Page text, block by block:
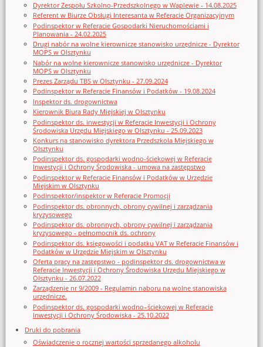
Dyrektor Zespołu Szkolno-Przedszkolnego w Waplewie - 14.08.2025
Referent w Biurze Obsługi Interesanta w Referacie Organizacyjnym
Podinspektor w Referacie Gospodarki Nieruchomościami i
Planowania - 24.02.2025
Drugi nabór na wolne kierownicze stanowisko urzędnicze - Dyrektor
MOPS w Olsztynku
Nabór na wolne kierownicze stanowisko urzędnicze - Dyrektor
MOPS w Olsztynku
Prezes Zarządu TBS w Olsztynku - 27.09.2024
Podinspektor w Referacie Finansów i Podatków - 19.08.2024
Inspektor ds. drogownictwa
Kierownik Biura Rady Miejskiej w Olsztynku
Podinspektor ds. inwestycji w Referacie Inwestycji i Ochrony
Środowiska Urzędu Miejskiego w Olsztynku - 25.09.2023
Konkurs na stanowisko dyrektora Przedszkola Miejskiego w
Olsztynku
Podinspektor ds. gospodarki wodno-ściekowej w Referacie
Inwestycji i Ochrony Środowiska - umowa na zastępstwo
Podinspektor w Referacie Finansów i Podatków w Urzędzie
Miejskim w Olsztynku
Podinspektor/inspektor w Referacie Promocji
Podinspektor ds. obronnych, obrony cywilnej i zarządzania
kryzysowego
Podinspektor ds. obronnych, obrony cywilnej i zarządzania
kryzysowego - pełnomocnik ds. ochrony
Podinspektor ds. księgowości i podatku VAT w Referacie Finansów i
Podatków w Urzędzie Miejskim w Olsztynku
Oferta pracy na zastępstwo - podinspektor ds. drogownictwa w
Referacie Inwestycji i Ochrony Środowiska Urzędu Miejskiego w
Olsztynku - 26.07.2022
Zarządzenie nr 9/2009 - Regulamin naboru na wolne stanowiska
urzędnicze.
Podinspektor ds. gospodarki wodno–ściekowej w Referacie
Inwestycji i Ochrony Środowiska - 25.10.2022
Druki do pobrania
Oświadczenie o rocznej wartości sprzedanego alkoholu